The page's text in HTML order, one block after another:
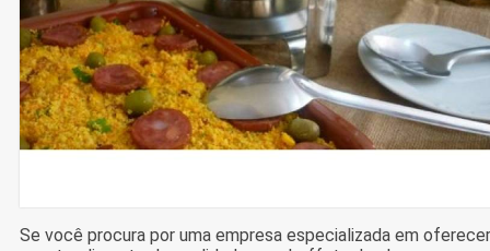
Se você procura por uma empresa especializada em oferecer